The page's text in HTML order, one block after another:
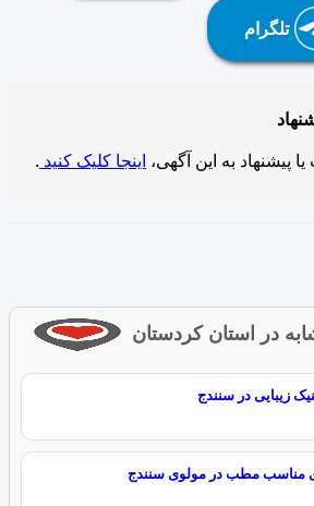
تلگرام
پیشنهاد به این آگهی، اینجا کلیک کنید .
در استان کردستان